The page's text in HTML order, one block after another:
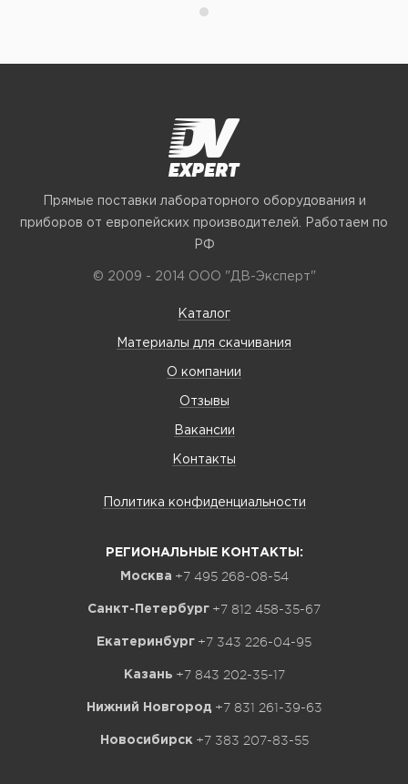
Прямые поставки лабораторного оборудования и
приборов от европейских производителей. Работаем по
РФ
© 2009 - 2014 ООО "ДВ-Эксперт"
Каталог
Материалы для скачивания
О компании
Отзывы
Вакансии
Контакты
Политика конфиденциальности
РЕГИОНАЛЬНЫЕ КОНТАКТЫ:
Москва +7 495 268-08-54
Санкт-Петербург +7 812 458-35-67
Екатеринбург +7 343 226-04-95
Казань +7 843 202-35-17
Нижний Новгород +7 831 261-39-63
Новосибирск +7 383 207-83-55